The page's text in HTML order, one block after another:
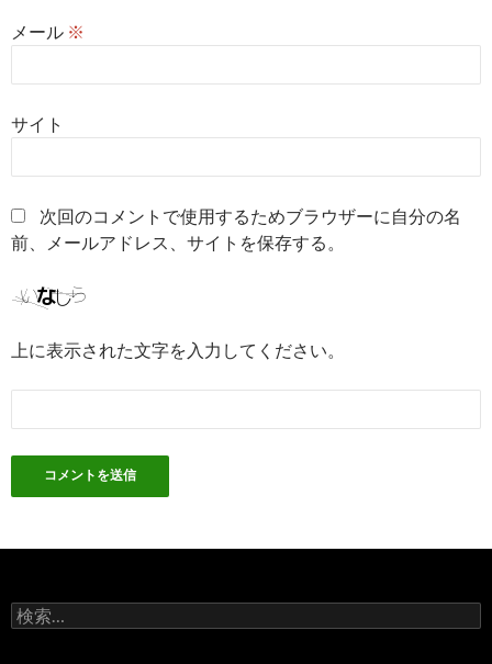
メール ※
サイト
次回のコメントで使用するためブラウザーに自分の名
前、メールアドレス、サイトを保存する。
上に表示された文字を入力してください。
検
索: